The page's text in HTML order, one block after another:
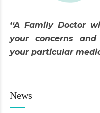
‘‘A Family Doctor
your concerns
your particular
News